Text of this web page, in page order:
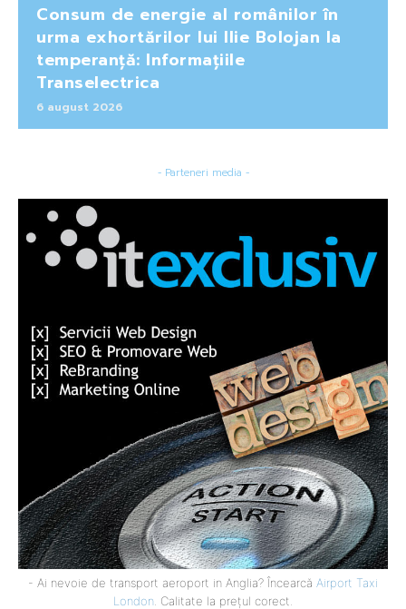
Consum de energie al românilor în
urma exhortărilor lui Ilie Bolojan la
temperanță: Informațiile
Transelectrica
6 august 2026
- Parteneri media -
- Ai nevoie de transport aeroport in Anglia? Încearcă Airport Taxi
London . Calitate la prețul corect.